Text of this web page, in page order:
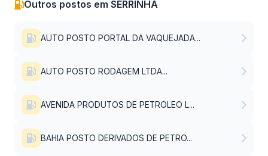
Outros postos em SERRINHA
AUTO POSTO PORTAL DA VAQUEJADA...
AUTO POSTO RODAGEM LTDA...
AVENIDA PRODUTOS DE PETROLEO L...
BAHIA POSTO DERIVADOS DE PETRO...